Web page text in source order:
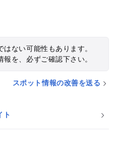
ない可能性もあります。
を、必ずご確認下さい。
スポット情報の改善を送る
ト